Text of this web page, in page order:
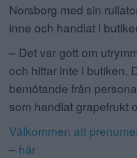
Norsborg med sin
inne och handlat i
– Det var gott om
och hittar inte i butiken.
bemötande från
som handlat grapefrukt
Välkommen att
– här